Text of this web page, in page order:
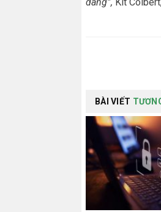
BÀI VIẾT